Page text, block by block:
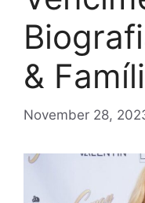
&
November 28,